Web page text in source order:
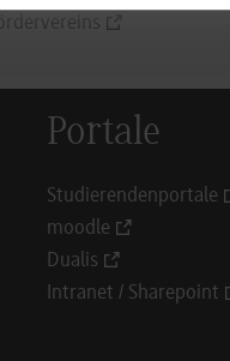
Portale
Studierendenportale
moodle
Dualis
Intranet / Sharepoint